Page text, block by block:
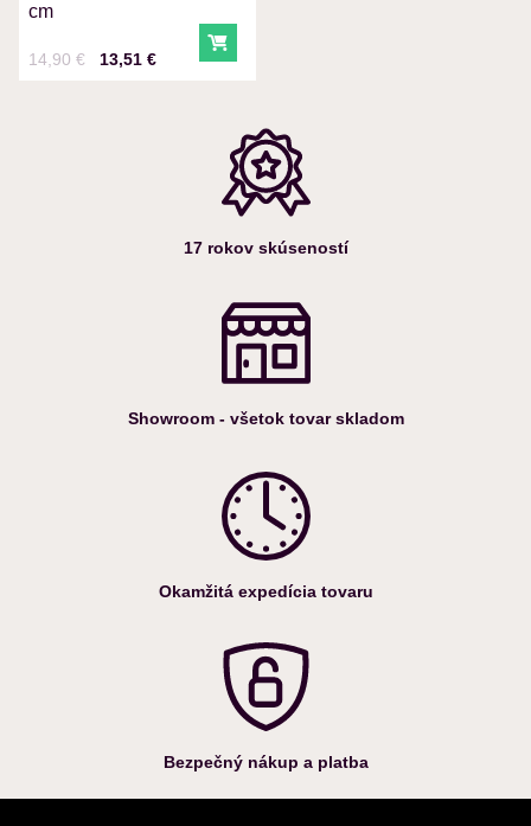
cm
Cena s DPH13,51 €
Pred zľavou:
14,90 € Do košíka
17 rokov skúseností
Showroom - všetok tovar skladom
Okamžitá expedícia tovaru
Bezpečný nákup a platba